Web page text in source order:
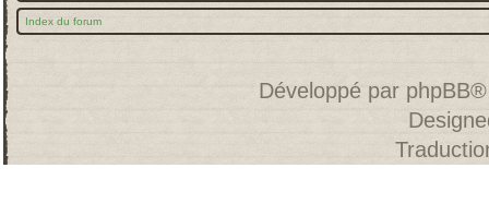
Index du forum
Développé par phpBB®